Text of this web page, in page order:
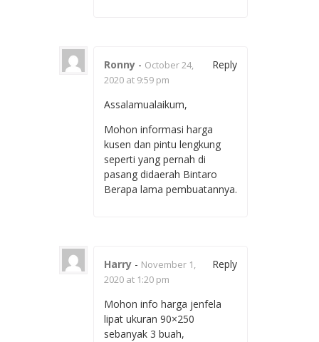
Ronny - October 24,
2020 at 9:59 pm
Assalamualaikum,
Mohon informasi harga
kusen dan pintu lengkung
seperti yang pernah di
pasang didaerah Bintaro
Berapa lama pembuatannya.
Reply
Harry - November 1,
2020 at 1:20 pm
Mohon info harga jenfela
lipat ukuran 90×250
sebanyak 3 buah,
Reply